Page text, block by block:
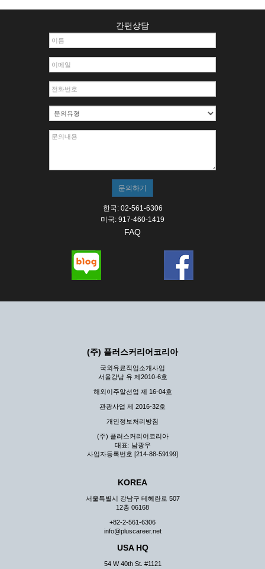
간편상담
한국: 02-561-6306
미국: 917-460-1419
FAQ
(주) 플러스커리어코리아
국외유료직업소개사업
서울강남 유 제2010-6호
해외이주알선업 제 16-04호
관광사업 제 2016-32호
개인정보처리방침
(주) 플러스커리어코리아
대표: 남광우
사업자등록번호 [214-88-59199]
KOREA
서울특별시 강남구 테헤란로 507
12층 06168
+82-2-561-6306
info@pluscareer.net
USA HQ
54 W 40th St. #1121